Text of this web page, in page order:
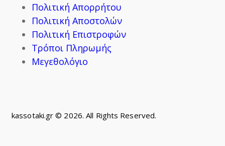
Πολιτική Απορρήτου
Πολιτική Αποστολών
Πολιτική Επιστροφών
Τρόποι Πληρωμής
Μεγεθολόγιο
kassotaki.gr © 2026. All Rights Reserved.